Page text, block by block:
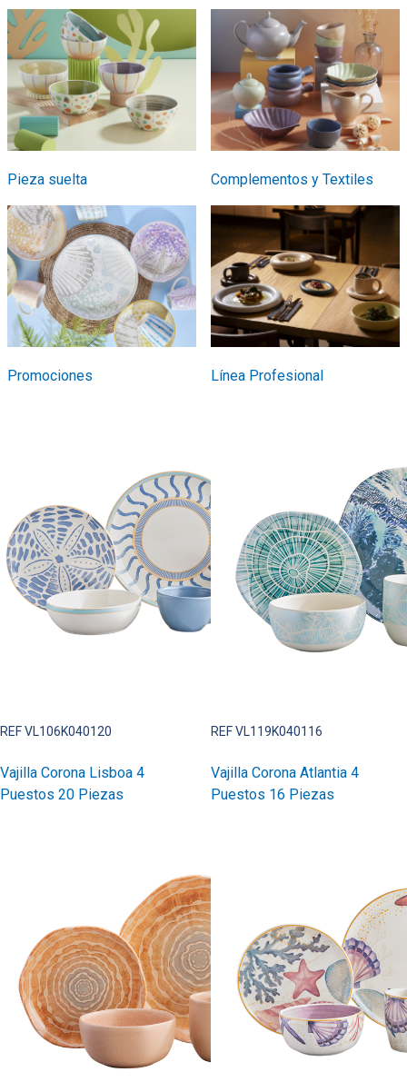
Pieza suelta Complementos y Textiles
Promociones Línea Profesional
REF VL106K040120
Vajilla Corona Lisboa 4
Puestos 20 Piezas
REF VL119K040116
Vajilla Corona Atlantia 4
Puestos 16 Piezas